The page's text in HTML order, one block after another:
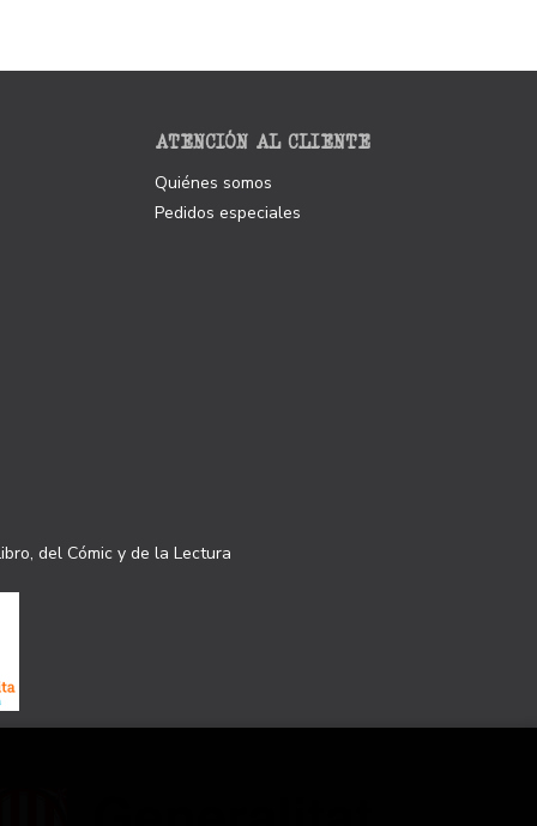
ATENCIÓN AL CLIENTE
Quiénes somos
Pedidos especiales
del Cómic y de la Lectura